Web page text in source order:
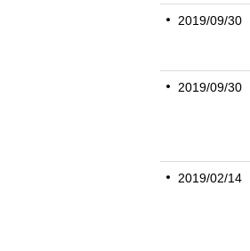
2019/09/30
2019/09/30
2019/02/14